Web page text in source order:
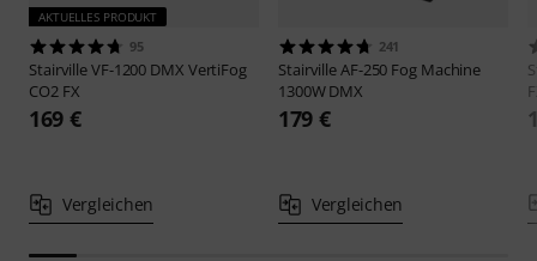
AKTUELLES PRODUKT
95
StairvilleVF-1200 DMX VertiFog
CO2 FX
169 €
Vergleichen
241
StairvilleAF-250 Fog Machine
1300W DMX
179 €
Vergleichen